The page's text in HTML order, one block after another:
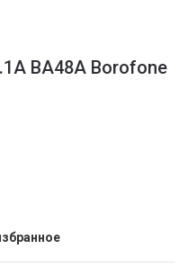
BA48A Borofone